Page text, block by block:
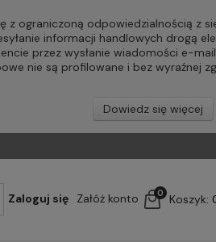
z ograniczoną odpowiedzialnością z
informacji handlowych drogą
przez wysłanie wiadomości e-
nie są profilowane i bez wyraźnej
Dowiedz się więcej
Zaloguj się Załóż konto Koszyk:
0